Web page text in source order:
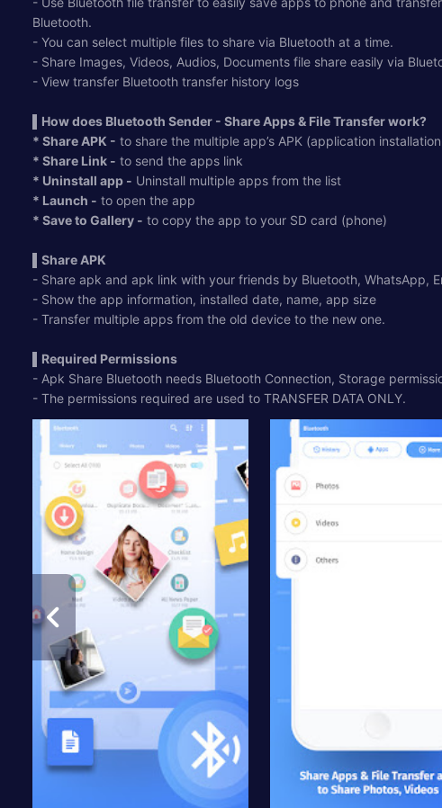
Bluetooth.
- You can select multiple files to share via Bluetooth at a time.
- Share Images, Videos, Audios, Documents file share easily via
- View transfer Bluetooth transfer history logs
▌How does Bluetooth Sender - Share Apps & File Transfer work?
* Share APK - to share the multiple app’s APK (application
* Share Link - to send the apps link
* Uninstall app - Uninstall multiple apps from the list
* Launch - to open the app
* Save to Gallery - to copy the app to your SD card (phone)
▌Share APK
- Share apk and apk link with your friends by Bluetooth, WhatsApp,
- Show the app information, installed date, name, app size
- Transfer multiple apps from the old device to the new one.
▌Required Permissions
- Apk Share Bluetooth needs Bluetooth Connection, Storage
- The permissions required are used to TRANSFER DATA ONLY.